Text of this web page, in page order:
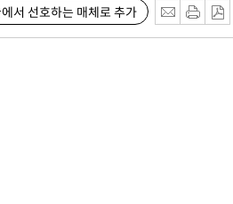
서 선호하는 매체로 추가